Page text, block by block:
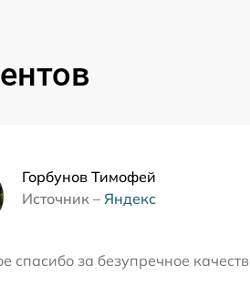
Огромная
Горбунов Тимофей
Источник – Яндекс
спасибо за безупречное